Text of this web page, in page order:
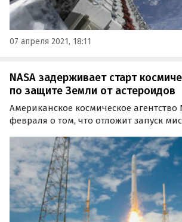
07 апреля 2021, 18:11
NASA задерживает старт
по защите Земли от астероидов
Американское космическое агентство
февраля о том, что отложит запуск
(DART) с помощью ракеты-носителя
SpaceX с базы ВВС Ванденберг в